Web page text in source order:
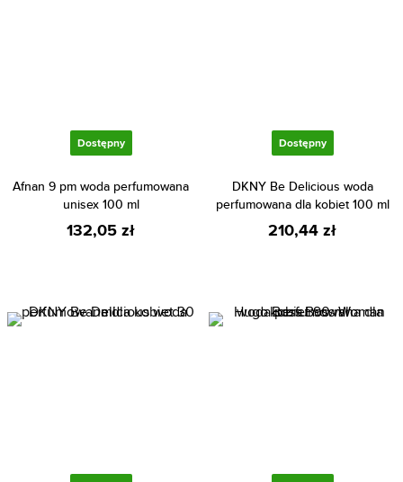
Dostępny
Afnan 9 pm woda perfumowana
unisex 100 ml
132,05 zł
Dostępny
DKNY Be Delicious woda
perfumowana dla kobiet 100 ml
210,44 zł